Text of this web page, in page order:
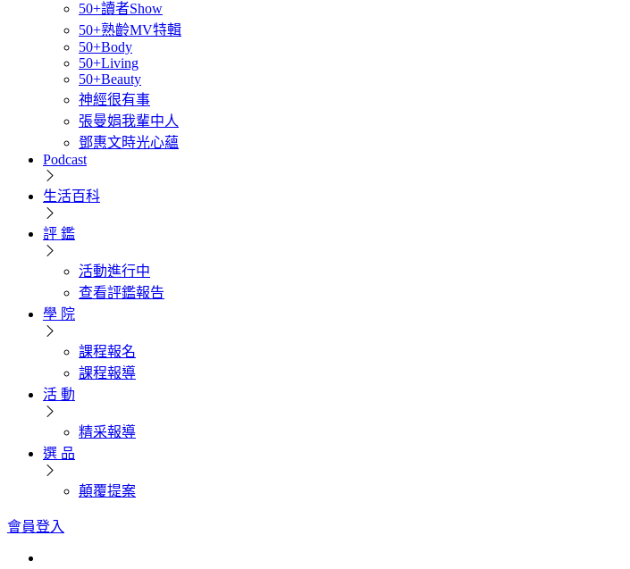
50+讀者Show
50+熟齡MV特輯
50+Body
50+Living
50+Beauty
神經很有事
張曼娟我輩中人
鄧惠文時光心蘊
Podcast
生活百科
評 鑑
活動進行中
查看評鑑報告
學 院
課程報名
課程報導
活 動
精采報導
選 品
顛覆提案
會員登入